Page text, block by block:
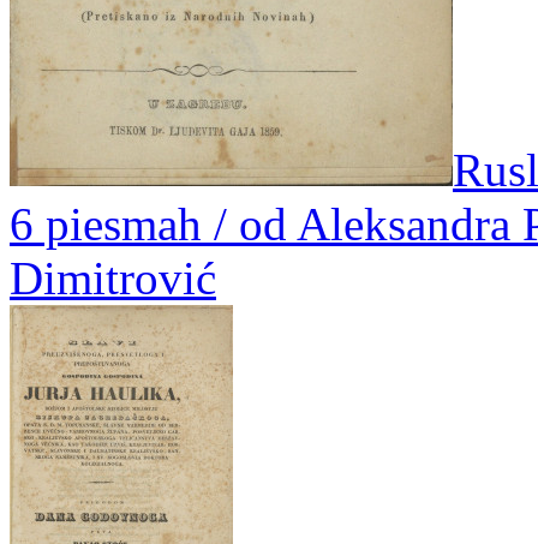
6 piesmah / od Aleksandra
Dimitrović